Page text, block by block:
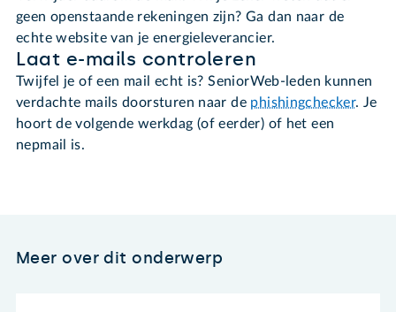
geen openstaande rekeningen zijn? Ga dan naar de
echte website van je energieleverancier.
Laat e-mails controleren
Twijfel je of een mail echt is? SeniorWeb-leden kunnen
verdachte mails doorsturen naar de phishingchecker. Je
hoort de volgende werkdag (of eerder) of het een
nepmail is.
Meer over dit onderwerp